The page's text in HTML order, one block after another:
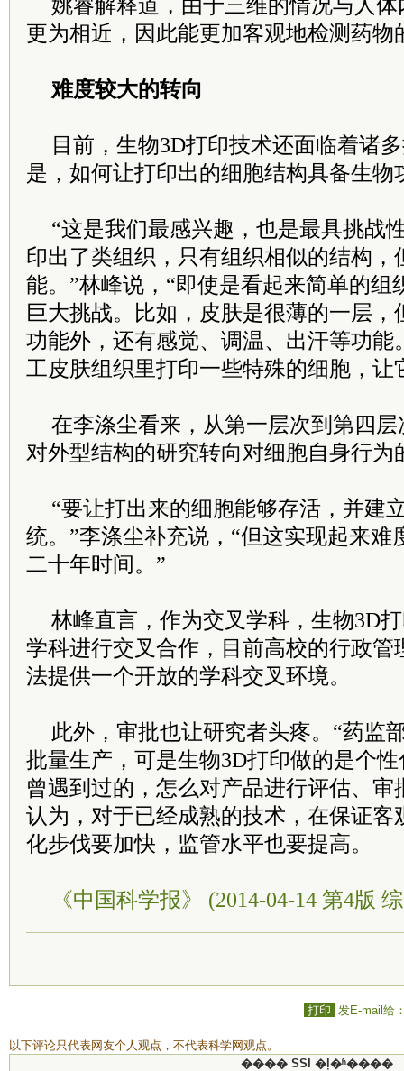
姚睿解释道，由于三维的情况与人
更为相近，因此能更加客观地检测药物
难度较大的转向
目前，生物3D打印技术还面临着诸
是，如何让打印出的细胞结构具备生物
“这是我们最感兴趣，也是最具挑战
印出了类组织，只有组织相似的结构，
能。”林峰说，“即使是看起来简单的组
巨大挑战。比如，皮肤是很薄的一层，
功能外，还有感觉、调温、出汗等功能
工皮肤组织里打印一些特殊的细胞，让
在李涤尘看来，从第一层次到第四
对外型结构的研究转向对细胞自身行为
“要让打出来的细胞能够存活，并建
统。”李涤尘补充说，“但这实现起来难
二十年时间。”
林峰直言，作为交叉学科，生物3D
学科进行交叉合作，目前高校的行政管
法提供一个开放的学科交叉环境。
此外，审批也让研究者头疼。“药监
批量生产，可是生物3D打印做的是个
曾遇到过的，怎么对产品进行评估、审
认为，对于已经成熟的技术，在保证客
化步伐要加快，监管水平也要提高。
《中国科学报》 (2014-04-14 第4版
打印 发E-mail给
以下评论只代表网友个人观点，不代表科学网观点。
���� SSI �ļ�ʱ����